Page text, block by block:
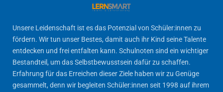
Unsere Leidenschaft ist es das Potenzial von Schüler:innen zu
fördern. Wir tun unser Bestes, damit auch ihr Kind seine Talente
entdecken und frei entfalten kann. Schulnoten sind ein wichtiger
Bestandteil, um das Selbstbewusstsein dafür zu schaffen.
Erfahrung für das Erreichen dieser Ziele haben wir zu Genüge
gesammelt, denn wir begleiten Schüler:innen seit 1998 auf ihrem